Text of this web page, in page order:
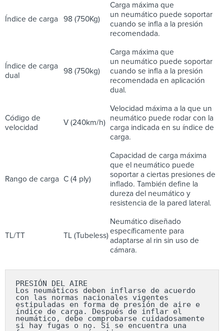
Índice de carga 98 (750Kg)
Carga máxima que
un neumático puede soportar
cuando se infla a la presión
recomendada.
Índice de carga
dual
98 (750kg)
Carga máxima que
un neumático puede soportar
cuando se infla a la presión
recomendada en aplicación
dual.
Código de
velocidad
V (240km/h)
Velocidad máxima a la que un
neumático puede rodar con la
carga indicada en su índice de
carga.
Rango de carga C (4 ply)
Capacidad de carga máxima
que el neumático puede
soportar a ciertas presiones de
inflado. También define la
dureza del neumático y
resistencia de la pared lateral.
TL/TT TL (Tubeless)
Neumático diseñado
específicamente para
adaptarse al rin sin uso de
cámara.
PRESIÓN DEL AIRE
Los neumáticos deben inflarse de acuerdo
con las normas nacionales vigentes
estipuladas en forma de presión de aire e
índice de carga. Después de inflar el
neumático, debe comprobarse cuidadosamente
si hay fugas o no. Si se encuentra una